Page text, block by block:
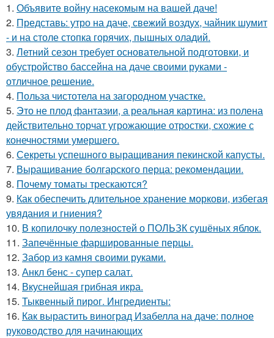
1. Объявите войну насекомым на вашей даче!
2. Представь: утро на даче, свежий воздух, чайник шумит
- и на столе стопка горячих, пышных оладий.
3. Летний сезон требует основательной подготовки, и
обустройство бассейна на даче своими руками -
отличное решение.
4. Польза чистотела на загородном участке.
5. Это не плод фантазии, а реальная картина: из полена
действительно торчат угрожающие отростки, схожие с
конечностями умершего.
6. Секреты успешного выращивания пекинской капусты.
7. Выращивание болгарского перца: рекомендации.
8. Почему томаты трескаются?
9. Как обеспечить длительное хранение моркови, избегая
увядания и гниения?
10. В копилочку полезностей о ПОЛЬЗК сушёных яблок.
11. Запечённые фаршированные перцы.
12. Забор из камня своими руками.
13. Анкл бенс - супер салат.
14. Вкуснейшая грибная икра.
15. Тыквенный пирог. Ингредиенты:
16. Как вырастить виноград Изабелла на даче: полное
руководство для начинающих